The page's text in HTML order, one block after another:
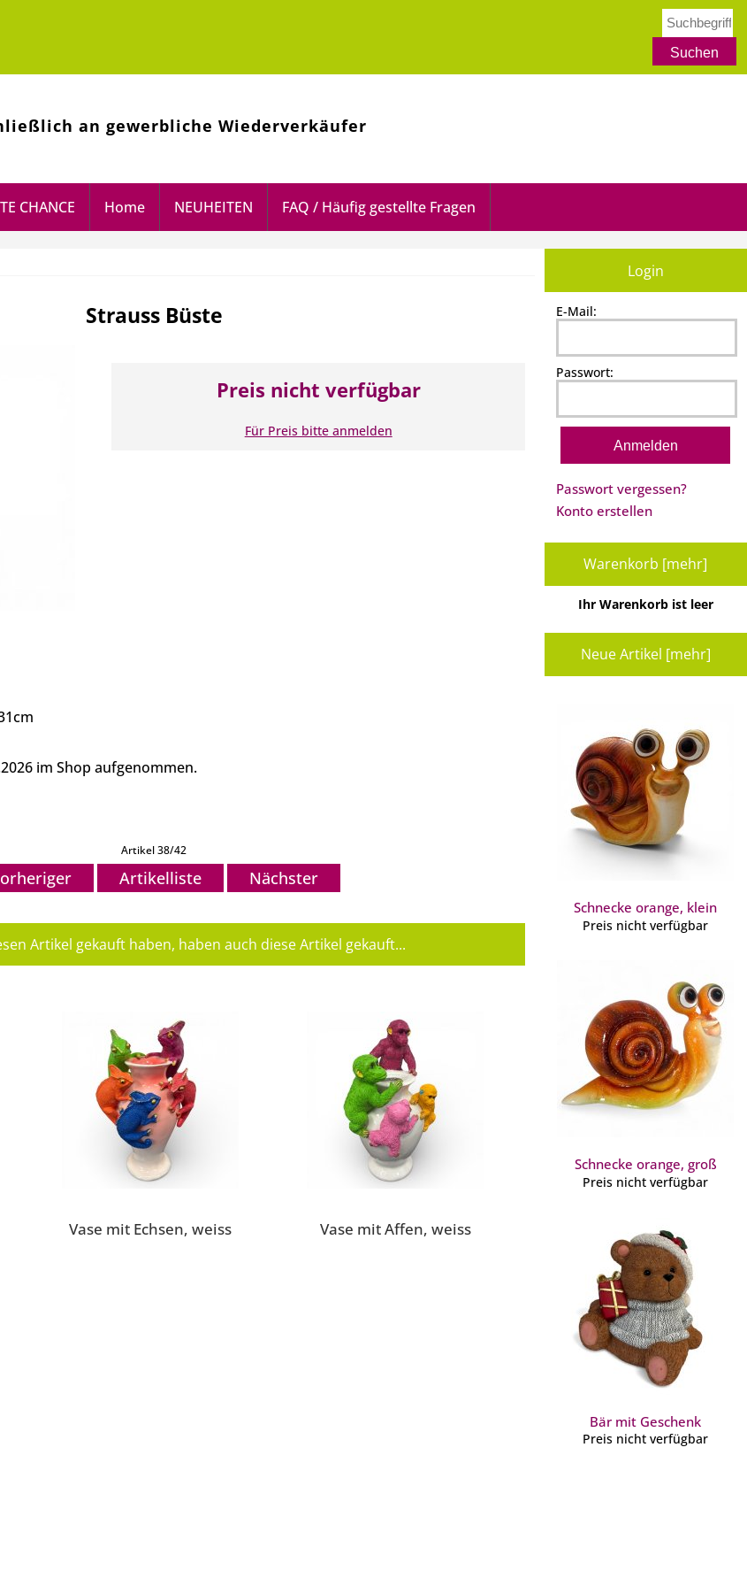
an gewerbliche Wiederverkäufer
CHANCE Home NEUHEITEN FAQ / Häufig gestellte Fragen
Strauss Büste
Preis nicht verfügbar
Für Preis bitte anmelden
im Shop aufgenommen.
Artikel 38/42
Artikelliste Nächster
Artikel gekauft haben, haben auch diese Artikel gekauft...
Vase mit Echsen, weiss Vase mit Affen, weiss
Login
E-Mail:
Passwort:
Passwort vergessen?
Konto erstellen
Warenkorb [mehr]
Ihr Warenkorb ist leer
Neue Artikel [mehr]
Schnecke orange, klein
Preis nicht verfügbar
Schnecke orange, groß
Preis nicht verfügbar
Bär mit Geschenk
Preis nicht verfügbar